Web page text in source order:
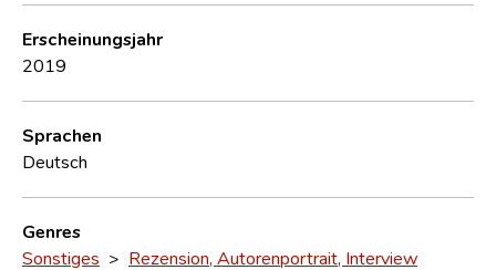
Erscheinungsjahr
2019
Sprachen
Deutsch
Genres
Sonstiges > Rezension, Autorenportrait, Interview